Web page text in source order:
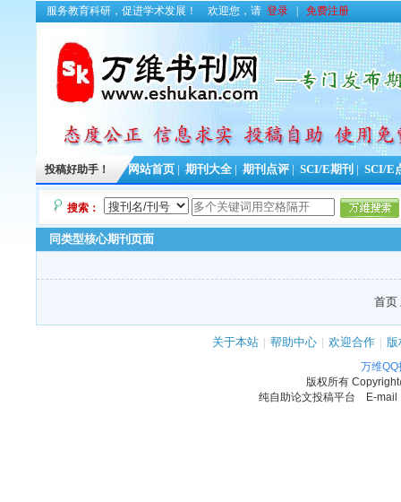
服务教育科研，促进学术发展！ 欢迎您，请 登录 免费注册
投稿好助手！ 网站首页 期刊大全 期刊点评 SCI/E期刊 SCI/E
搜索：
同类型核心期刊页面
首页
关于本站 | 帮助中心 | 欢迎合作 |
万维
版权所有
纯自助论文投稿平台 E-mail